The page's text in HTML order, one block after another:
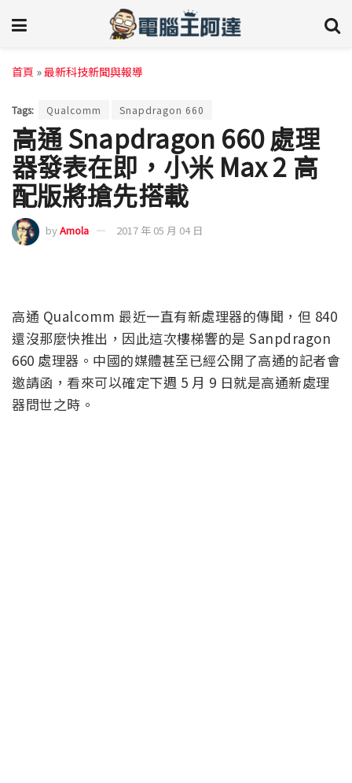
首頁 »最新科技新聞與報導
Tags: Qualcomm Snapdragon 660
高通 Snapdragon 660 處理
器發表在即，小米 Max 2 高
配版將搶先搭載
byAmola 2017 年 05 月 04 日
高通 Qualcomm 最近一直有新處理器的傳聞，但 840
還沒那麼快推出，因此這次樓梯響的是 Sanpdragon
660 處理器。中國的媒體甚至已經公開了高通的記者會
邀請函，看來可以確定下週 5 月 9 日就是高通新處理
器問世之時。